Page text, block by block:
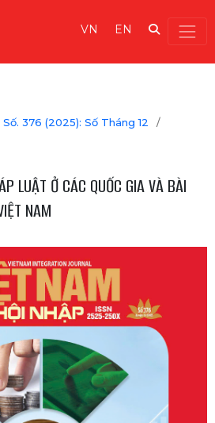
VN EN
Số. 376 (2025): Số Tháng 12
/
LUẬT Ở CÁC QUỐC GIA VÀ BÀI
NAM